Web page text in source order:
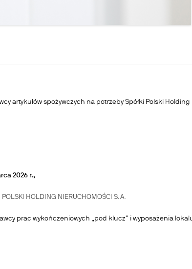
artykułów spożywczych na potrzeby Spółki Polski Holding
2026 r.,
POLSKI HOLDING NIERUCHOMOŚCI S.A.
prac wykończeniowych „pod klucz” i wyposażenia